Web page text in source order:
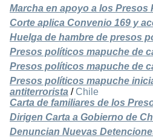
Marcha en apoyo a los Presos
Corte aplica Convenio 169 y
Huelga de hambre de presos
Presos políticos mapuche de
Presos políticos mapuche de
Presos políticos mapuche
antiterrorista / Chile
Carta de familiares de los
Dirigen Carta a Gobierno de
Denuncian Nuevas